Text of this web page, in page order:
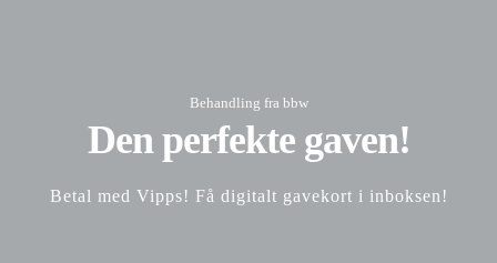
Behandling fra bbw
Den perfekte gaven!
Betal med Vipps! Få digitalt gavekort i inboksen!